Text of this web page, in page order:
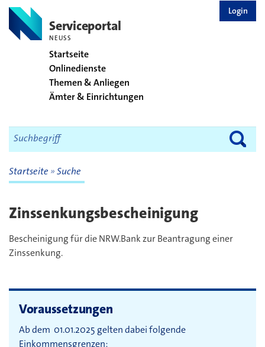
Serviceportal
NEUSS
Startseite
Onlinedienste
Themen & Anliegen
Ämter & Einrichtungen
Login
Startseite Suche
Zinssenkungsbescheinigung
Bescheinigung für die NRW.Bank zur Beantragung einer
Zinssenkung.
Voraussetzungen
Ab dem 01.01.2025 gelten dabei folgende
Einkommensgrenzen: